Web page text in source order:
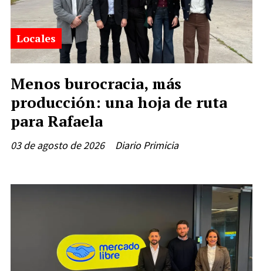
Menos burocracia, más
producción: una hoja de ruta
para Rafaela
Diario Primicia
Locales
03 de agosto de 2026